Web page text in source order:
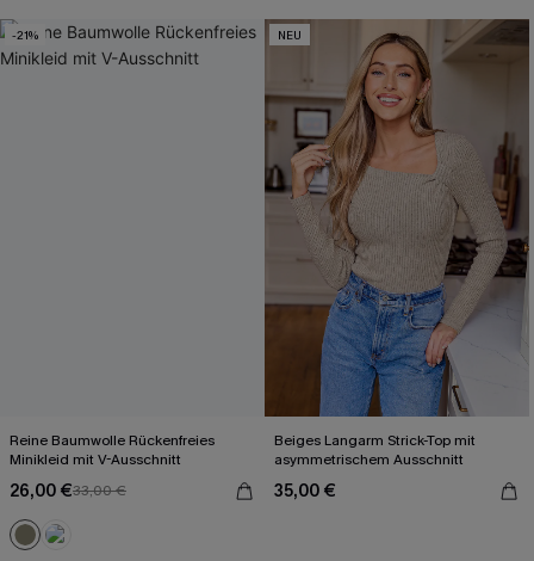
-21%
Reine Baumwolle Rückenfreies
Minikleid mit V-Ausschnitt
26,00 €33,00 €
NEU
Beiges Langarm Strick-Top mit
asymmetrischem Ausschnitt
35,00 €